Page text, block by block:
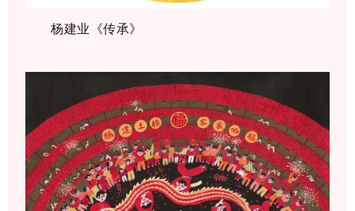
杨建业《传承》